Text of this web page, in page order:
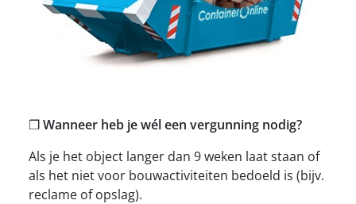
❒Wanneer heb je wél een vergunning nodig?
Als je het object langer dan 9 weken laat staan of
als het niet voor bouwactiviteiten bedoeld is (bijv.
reclame of opslag).